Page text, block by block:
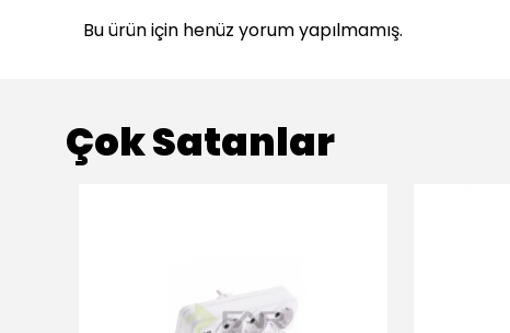
Bu ürün için henüz yorum yapılmamış.
Çok Satanlar